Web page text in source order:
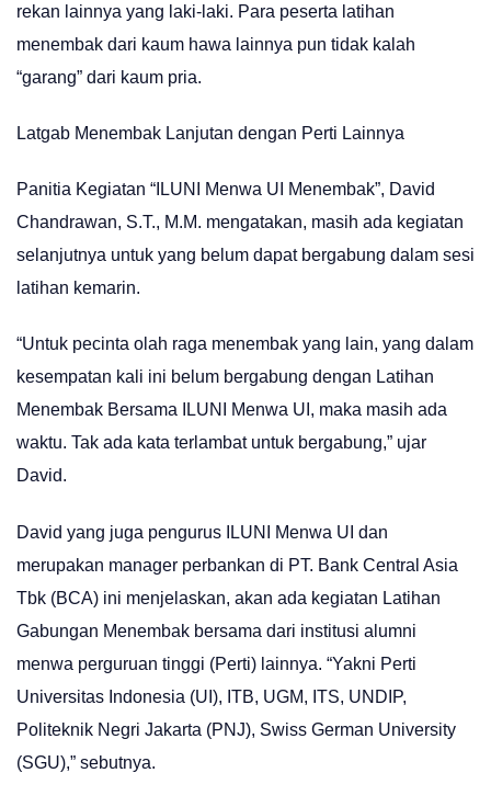
rekan lainnya yang laki-laki. Para peserta latihan
menembak dari kaum hawa lainnya pun tidak kalah
“garang” dari kaum pria.
Latgab Menembak Lanjutan dengan Perti Lainnya
Panitia Kegiatan “ILUNI Menwa UI Menembak”, David
Chandrawan, S.T., M.M. mengatakan, masih ada kegiatan
selanjutnya untuk yang belum dapat bergabung dalam sesi
latihan kemarin.
“Untuk pecinta olah raga menembak yang lain, yang dalam
kesempatan kali ini belum bergabung dengan Latihan
Menembak Bersama ILUNI Menwa UI, maka masih ada
waktu. Tak ada kata terlambat untuk bergabung,” ujar
David.
David yang juga pengurus ILUNI Menwa UI dan
merupakan manager perbankan di PT. Bank Central Asia
Tbk (BCA) ini menjelaskan, akan ada kegiatan Latihan
Gabungan Menembak bersama dari institusi alumni
menwa perguruan tinggi (Perti) lainnya. “Yakni Perti
Universitas Indonesia (UI), ITB, UGM, ITS, UNDIP,
Politeknik Negri Jakarta (PNJ), Swiss German University
(SGU),” sebutnya.